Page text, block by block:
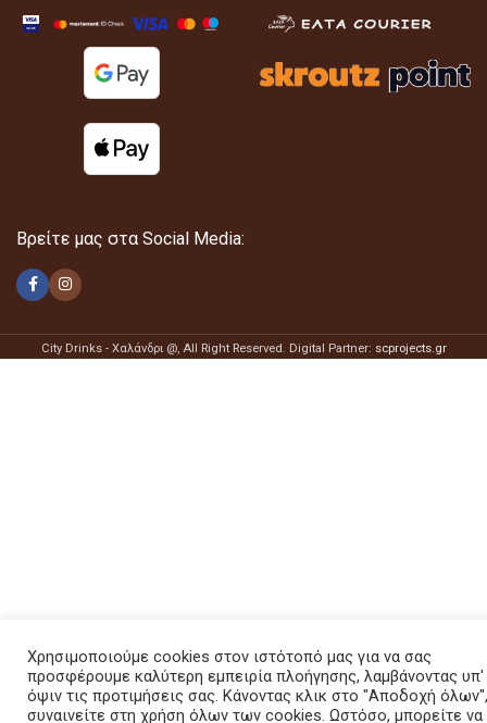
Βρείτε μας στα Social Media:
City Drinks - Χαλάνδρι @, All Right Reserved. Digital Partner: scprojects.gr
Χρησιμοποιούμε cookies στον ιστότοπό μας για να σας
προσφέρουμε καλύτερη εμπειρία πλοήγησης, λαμβάνοντας υπ'
όψιν τις προτιμήσεις σας. Κάνοντας κλικ στο "Αποδοχή όλων",
συναινείτε στη χρήση όλων των cookies. Ωστόσο, μπορείτε να